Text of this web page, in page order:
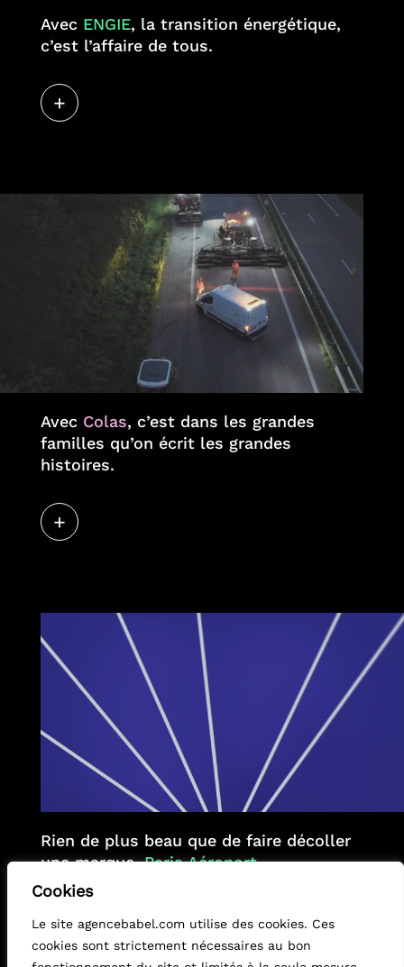
Cookies
Le site agencebabel.com utilise des cookies. Ces
cookies sont strictement nécessaires au bon
Avec ENGIE, la transition énergétique,
c’est l’affaire de tous.
+
Avec Colas, c’est dans les grandes
familles qu’on écrit les grandes
histoires.
+
Rien de plus beau que de faire décoller
une marque,Paris Aéroport.
+